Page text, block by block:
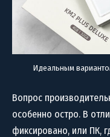
Идеальным
Вопрос
особенно остро. В
фиксировано, или ПК,